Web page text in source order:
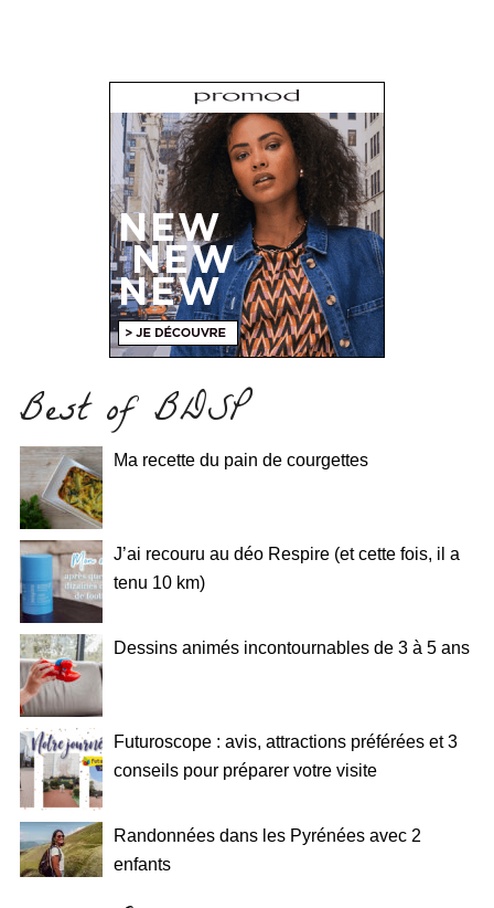
Best of BDSP
Ma recette du pain de courgettes
J’ai recouru au déo Respire (et cette fois, il a
tenu 10 km)
Dessins animés incontournables de 3 à 5 ans
Futuroscope : avis, attractions préférées et 3
conseils pour préparer votre visite
Randonnées dans les Pyrénées avec 2
enfants